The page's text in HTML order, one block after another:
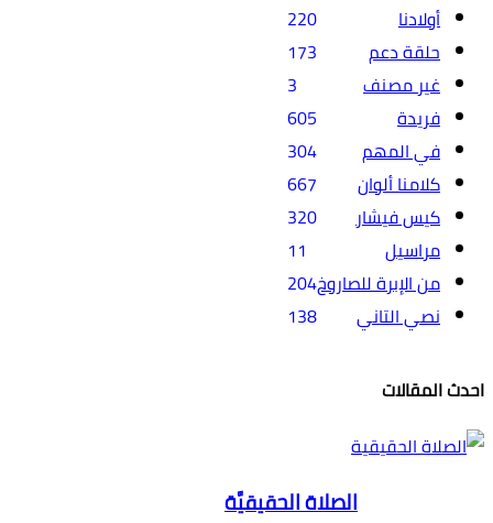
أولادنا
220
حلقة دعم
173
غير مصنف
3
فريدة
605
في المهم
304
كلامنا ألوان
667
كيس فيشار
320
مراسيل
11
من الإبرة للصاروخ204
نصي التاني
138
احدث المقالات
الصلاة الحقيقيَّة